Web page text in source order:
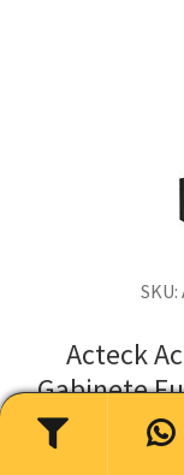
Acteck
Gabinete
Micro
Buscar
Buscar